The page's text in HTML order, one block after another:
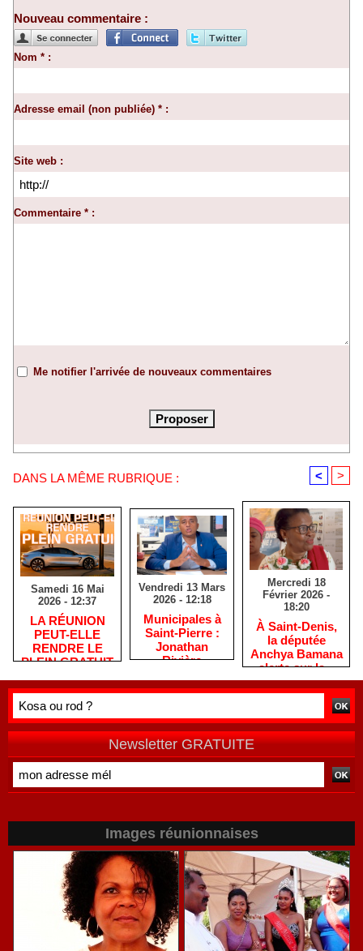
Nouveau commentaire :
Nom * :
Adresse email (non publiée) * :
Site web :
Commentaire * :
Me notifier l'arrivée de nouveaux commentaires
DANS LA MÊME RUBRIQUE : < >
Samedi 16 Mai
2026 - 12:37
​LA RÉUNION
PEUT-ELLE
RENDRE LE
PLEIN GRATUIT
Vendredi 13 Mars
2026 - 12:18
​Municipales à
Saint-Pierre :
Jonathan
Rivière
habitants après
de terrain
Mercredi 18
Février 2026 -
18:20
​À Saint-Denis,
la députée
Anchya Bamana
alerte sur la «
double peine »
vécue par
Newsletter GRATUITE
Images réunionnaises